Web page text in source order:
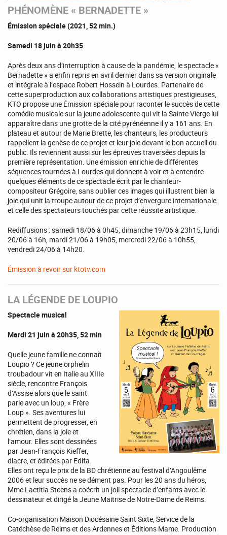
PHÉNOMÈNE « BERNADETTE »
Émission spéciale (2021, 52 min.)
Samedi 18 juin à 20h35
Après deux ans d’interruption à cause de la pandémie, le spectacle «
Bernadette » a enfin repris en avril dernier dans sa version originale
et intégrale à l’espace Robert Hossein à Lourdes. Partenaire de
cette superproduction aux collaborations artistiques prestigieuses,
KTO propose une Émission spéciale pour raconter le succès de cette
comédie musicale sur la jeune adolescente qui vit la Sainte Vierge lui
apparaître dans une grotte de la cité pyrénéenne il y a 161 ans. En
plateau et autour de Marie Brette, les chanteurs, les producteurs
rappellent la genèse de ce projet et leur joie devant le bon accueil du
public. Ils reviennent aussi sur les épreuves traversées depuis la
première représentation. Une émission enrichie de différentes
séquences tournées à Lourdes qui donnent à voir et à entendre
quelques éléments de ce spectacle écrit par le chanteur-
compositeur Grégoire, sans oublier ces images qui illustrent bien la
joie qui unit la troupe autour de ce projet d’envergure internationale
et celle des spectateurs touchés par cette réussite artistique.
Rediffusions : samedi 18/06 à 0h45, dimanche 19/06 à 23h15, lundi
20/06 à 16h, mardi 21/06 à 19h05, mercredi 22/06 à 10h55,
vendredi 24/06 à 14h20.
Émission à revoir sur ktotv.com
LA LÉGENDE DE LOUPIO
Spectacle musical
Mardi 21 juin à 20h35, 52 min
Quelle jeune famille ne connaît
Loupio ? Ce jeune orphelin
troubadour vit en Italie au XIIIe
siècle, rencontre François
d’Assise alors que le saint
parle avec un loup, « Frère
Loup ». Ses aventures lui
permettent de progresser, en
chrétien, dans la joie et
l’amour. Elles sont dessinées
par Jean-François Kieffer,
diacre, et éditées par Edifa.
Elles ont reçu le prix de la BD chrétienne au festival d’Angoulême
2006 et leur succès ne se dément pas. Pour les 20 ans du héros,
Mme Laetitia Steens a coécrit un joli spectacle d’enfants avec le
dessinateur et dirigé la Jeune Maitrise de Notre-Dame de Reims.
Co-organisation Maison Diocésaine Saint Sixte, Service de la
Catéchèse de Reims et des Ardennes et Éditions Mame. Production